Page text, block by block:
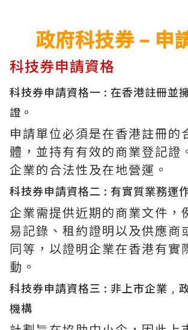
政府科技券 – 申
科技券申請資格
科技券申請資格一 : 在香港註冊並
證。
申請單位必須是在香港註冊的
體，並持有有效的商業登記證
企業的合法性及在地營運。
科技券申請資格二 : 有實質業務運
企業需提供近期的商業文件，
易記錄、租約證明以及供應商
同等，以證明企業在香港有實
動。
科技券申請資格三 : 非上市企業﹐
機構